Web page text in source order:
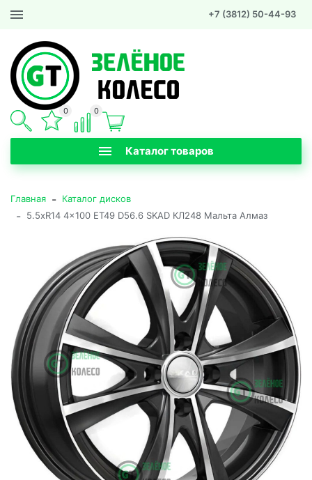
+7 (3812) 50-44-93
Каталог товаров
0 0
Главная - Каталог дисков
- 5.5xR14 4x100 ET49 D56.6 SKAD КЛ248 Мальта Алмаз